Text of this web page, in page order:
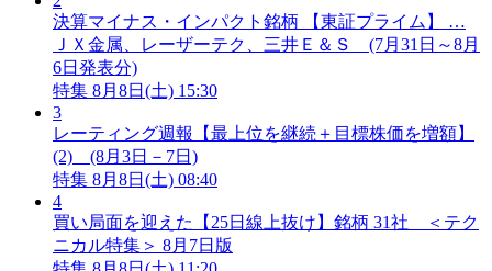
決算マイナス・インパクト銘柄 【東証プライム】 …
ＪＸ金属、レーザーテク、三井Ｅ＆Ｓ (7月31日～8月
6日発表分)
特集 8月8日(土) 15:30
3
レーティング週報【最上位を継続＋目標株価を増額】
(2) (8月3日－7日)
特集 8月8日(土) 08:40
4
買い局面を迎えた【25日線上抜け】銘柄 31社 ＜テク
ニカル特集＞ 8月7日版